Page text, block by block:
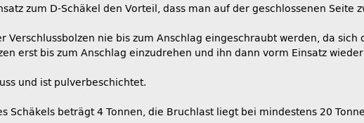
zum D-Schäkel den Vorteil, dass man auf der geschlossenen Seite
Verschlussbolzen nie bis zum Anschlag eingeschraubt werden, da
erst bis zum Anschlag einzudrehen und ihn dann vorm Einsatz
und ist pulverbeschichtet.
Schäkels beträgt 4 Tonnen, die Bruchlast liegt bei mindestens 20